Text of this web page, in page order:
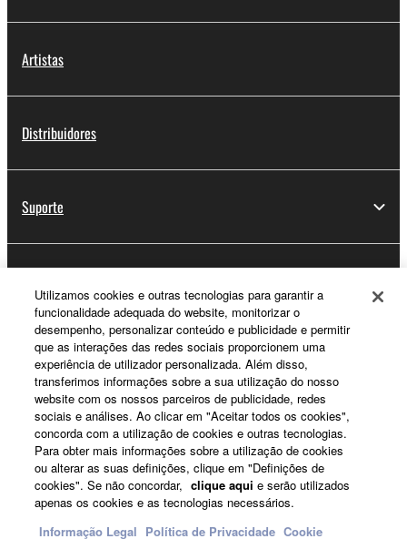
Artistas
Distribuidores
Suporte
Sobre a Yamaha
Portugal - Portuguese
Negócio
Utilizamos cookies e outras tecnologias para garantir a
funcionalidade adequada do website, monitorizar o
desempenho, personalizar conteúdo e publicidade e permitir
que as interações das redes sociais proporcionem uma
experiência de utilizador personalizada. Além disso,
transferimos informações sobre a sua utilização do nosso
website com os nossos parceiros de publicidade, redes
sociais e análises. Ao clicar em "Aceitar todos os cookies",
concorda com a utilização de cookies e outras tecnologias.
Para obter mais informações sobre a utilização de cookies
ou alterar as suas definições, clique em "Definições de
cookies". Se não concordar, clique aqui e serão utilizados
apenas os cookies e as tecnologias necessários.
Informação Legal Política de Privacidade Cookie